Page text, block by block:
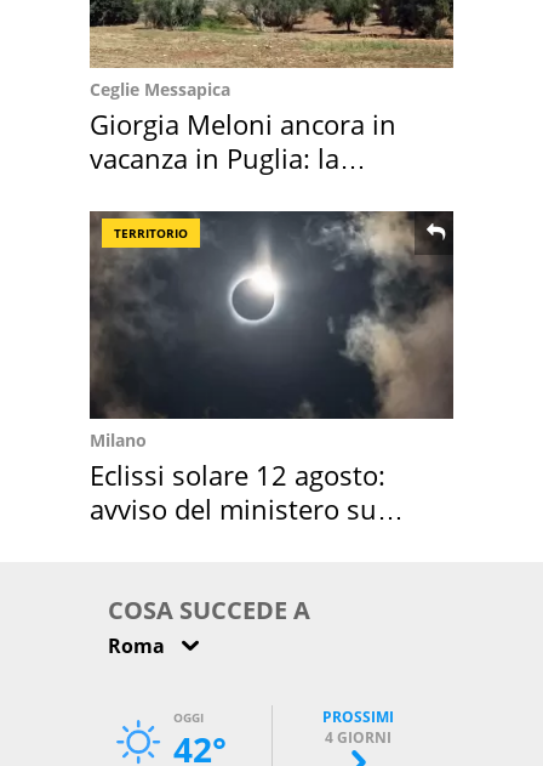
Ceglie Messapica
Giorgia Meloni ancora in
vacanza in Puglia: la
TERRITORIO
Milano
Eclissi solare 12 agosto:
avviso del ministero su